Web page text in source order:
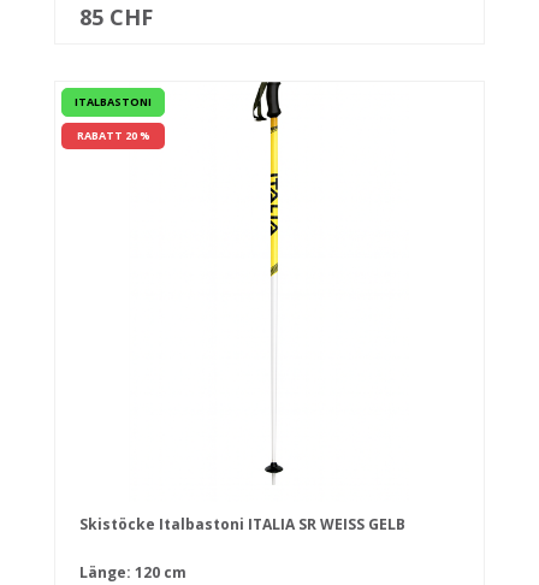
85 CHF
ITALBASTONI
RABATT 20 %
Skistöcke Italbastoni ITALIA SR WEISS GELB
Länge: 120 cm